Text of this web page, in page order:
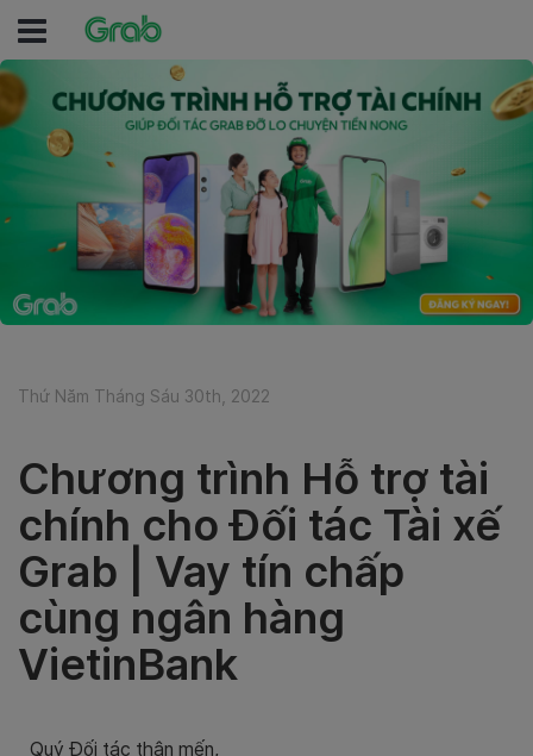
Thứ Năm Tháng Sáu 30th, 2022
Chương trình Hỗ trợ tài
chính cho Đối tác Tài xế
Grab | Vay tín chấp
cùng ngân hàng
VietinBank
Quý Đối tác thân mến,